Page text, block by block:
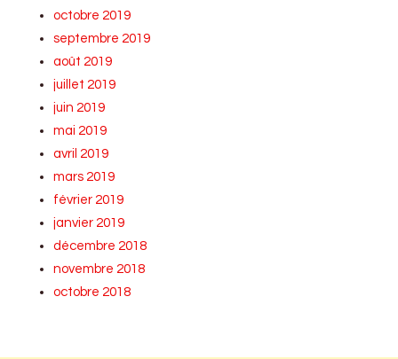
octobre 2019
septembre 2019
août 2019
juillet 2019
juin 2019
mai 2019
avril 2019
mars 2019
février 2019
janvier 2019
décembre 2018
novembre 2018
octobre 2018